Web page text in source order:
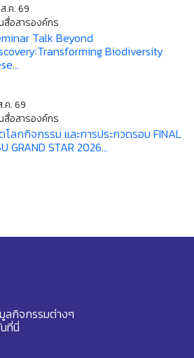
.ค. 69
สื่อสารองค์กร
Talk Beyond
Biodiversity
ค. 69
สื่อสารองค์กร
โลกกิจกรรม และการประกวดรอบ FINAL
GRAND STAR 2026...
ลกิจกรรมต่างๆ
ที่นี่